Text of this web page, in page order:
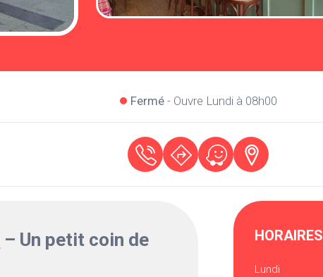
Fermé- Ouvre Lundi à 08h00
– Un petit coin de
HORAIRES
Lundi